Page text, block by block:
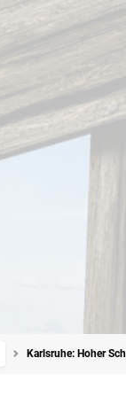
Karlsruhe: Hoher